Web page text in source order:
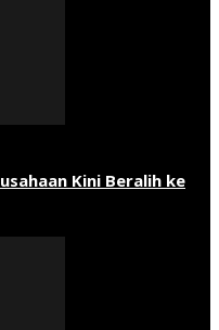
Kini Beralih ke